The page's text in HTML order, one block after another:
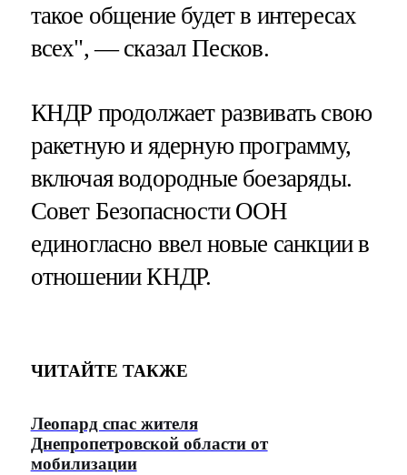
такое общение будет в интересах
всех", — сказал Песков.
КНДР продолжает развивать свою
ракетную и ядерную программу,
включая водородные боезаряды.
Совет Безопасности ООН
единогласно ввел новые санкции в
отношении КНДР.
ЧИТАЙТЕ ТАКЖЕ
Леопард спас жителя
Днепропетровской области от
мобилизации